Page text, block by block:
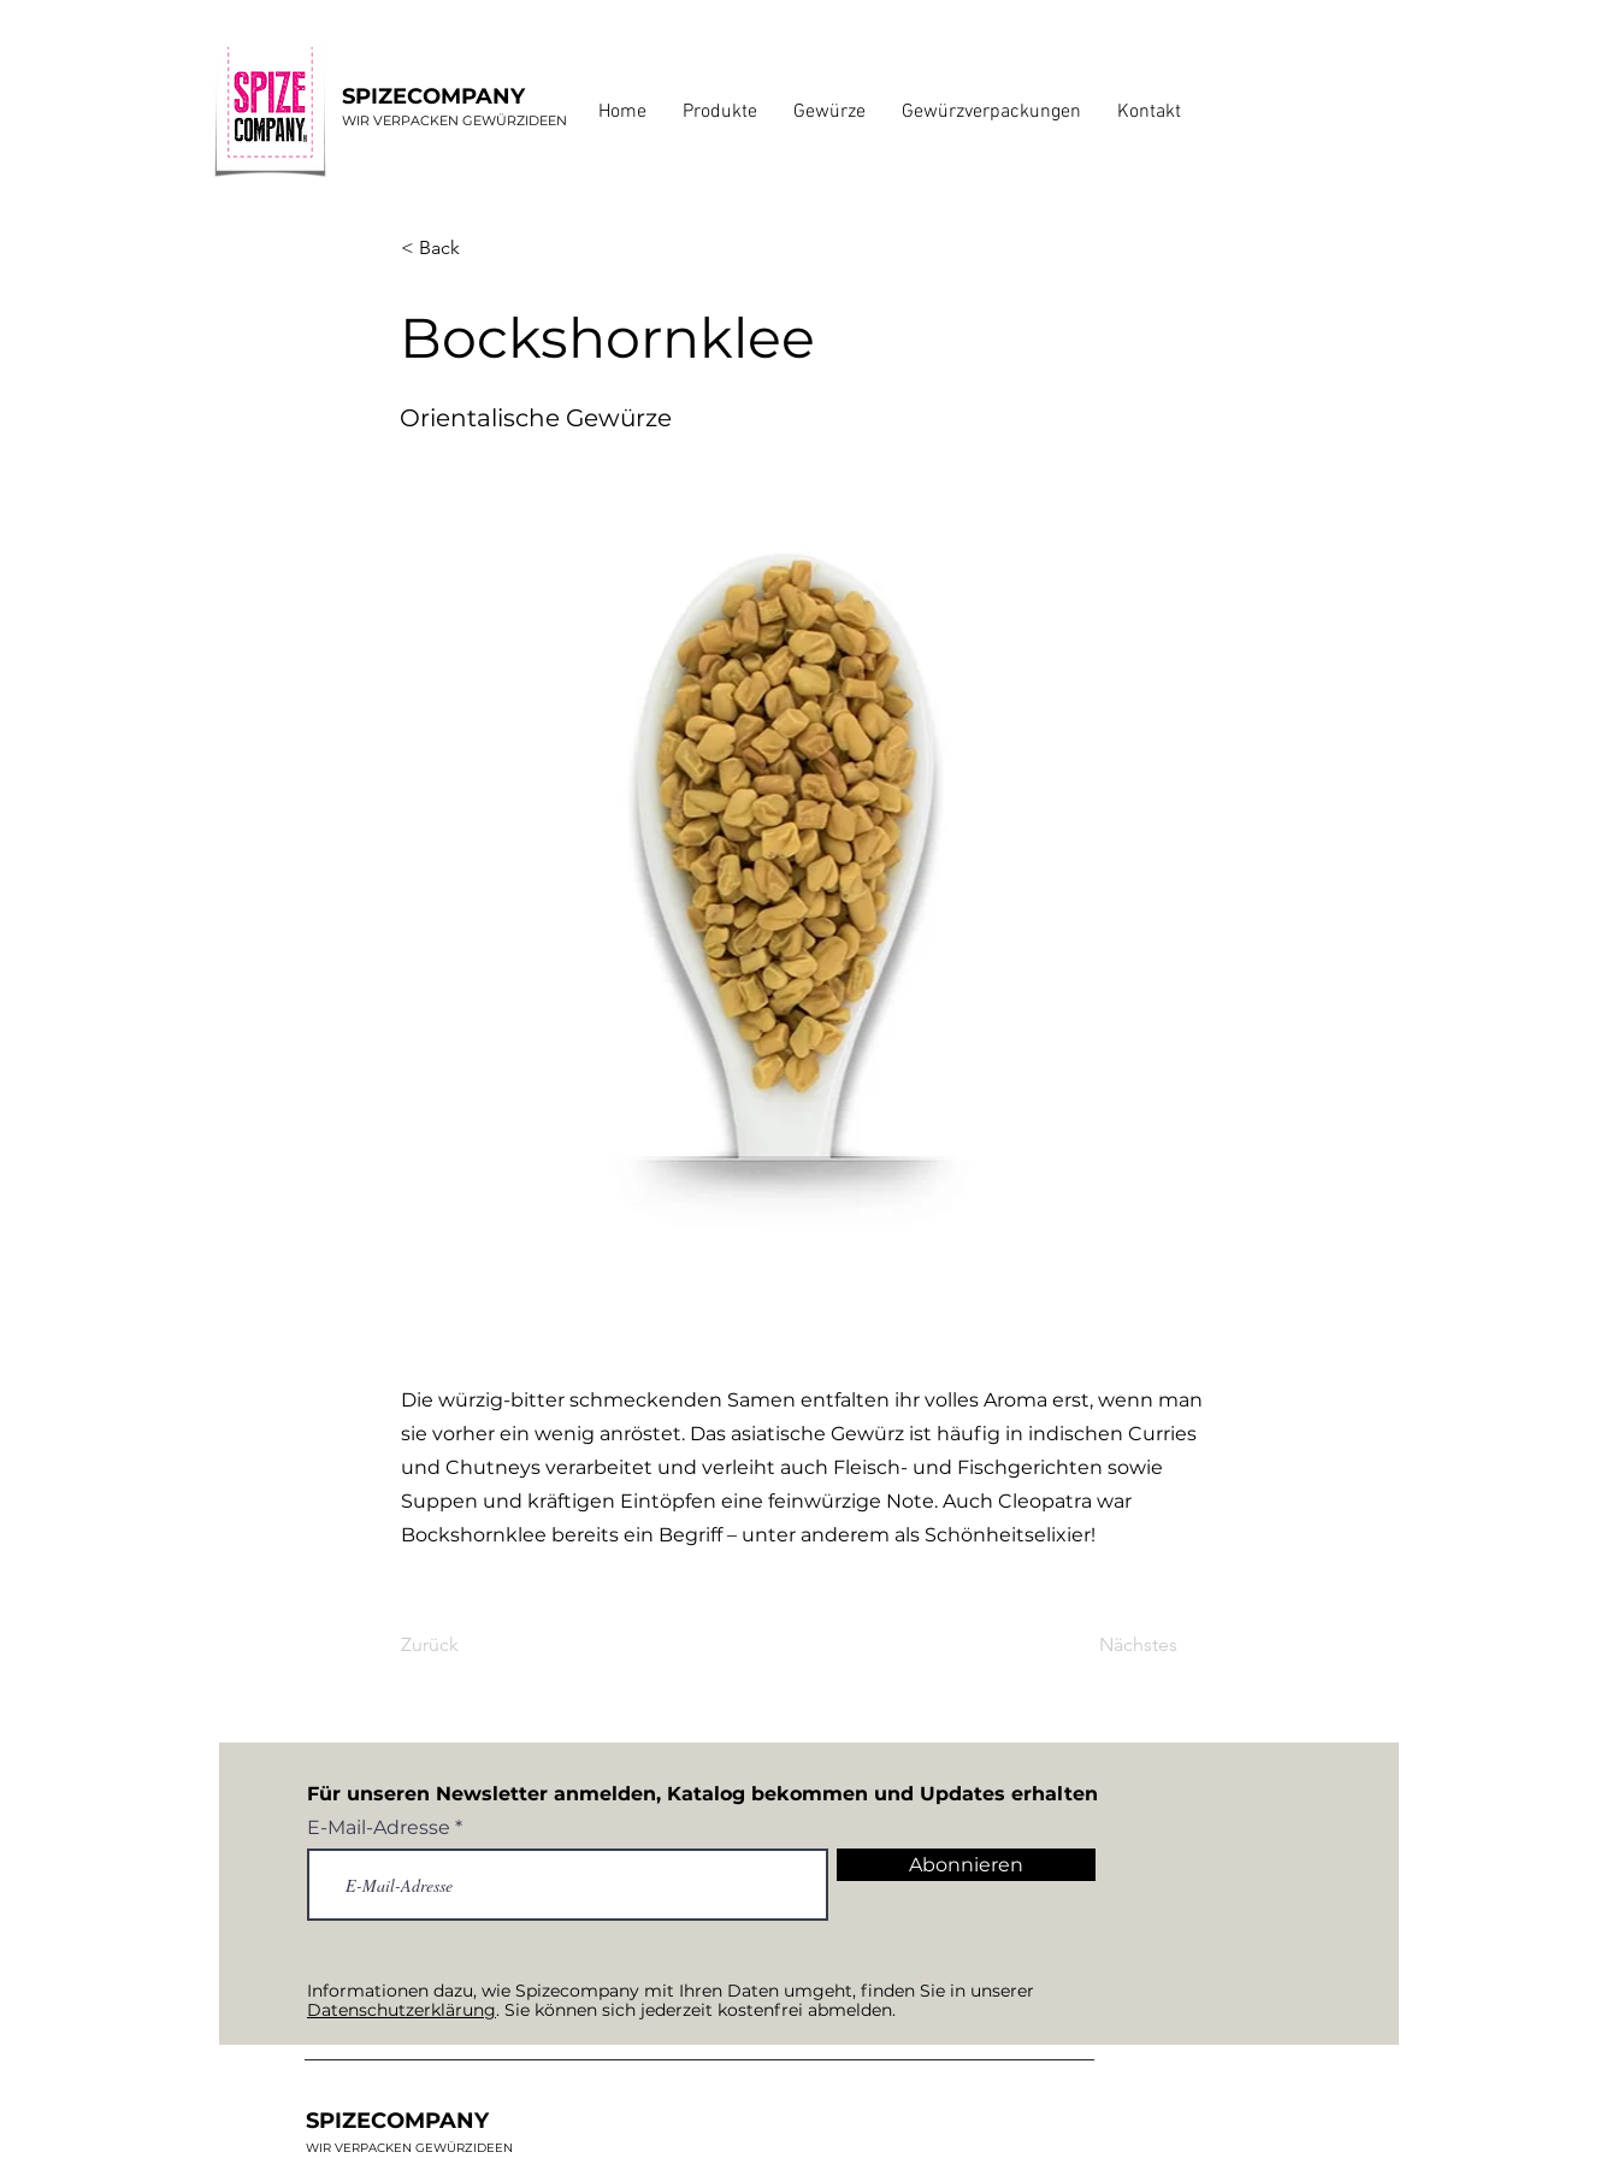
SPIZECOMPANY
WIR VERPACKEN GEWÜRZIDEEN Home Produkte Gewürze Gewürzverpackungen Kontakt
< Back
Bockshornklee
Orientalische Gewürze
Die würzig-bitter schmeckenden Samen entfalten ihr volles Aroma erst, wenn man
sie vorher ein wenig anröstet. Das asiatische Gewürz ist häufig in indischen Curries
und Chutneys verarbeitet und verleiht auch Fleisch- und Fischgerichten sowie
Suppen und kräftigen Eintöpfen eine feinwürzige Note. Auch Cleopatra war
Bockshornklee bereits ein Begriff – unter anderem als Schönheitselixier!
Zurück Nächstes
Für unseren Newsletter anmelden, Katalog bekommen und Updates erhalten
E-Mail-Adresse
Abonnieren
Informationen dazu, wie Spizecompany mit Ihren Daten umgeht, finden Sie in unserer
Datenschutzerklärung. Sie können sich jederzeit kostenfrei abmelden.
SPIZECOMPANY
WIR VERPACKEN GEWÜRZIDEEN